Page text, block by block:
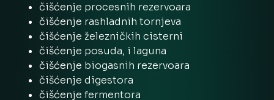
čišćenje procesnih rezervoara
čišćenje rashladnih tornjeva
čišćenje železničkih cisterni
čišćenje posuda, i laguna
čišćenje biogasnih rezervoara
čišćenje digestora
čišćenje fermentora